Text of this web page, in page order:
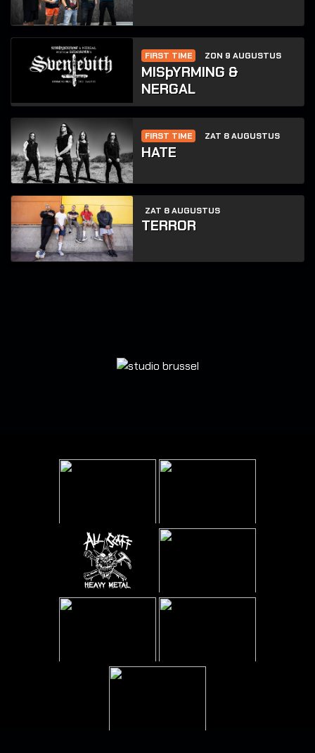
FIRST TIME ZON 9 AUGUSTUS
MISþYRMING &
NERGAL
FIRST TIME ZAT 8 AUGUSTUS
HATE
ZAT 8 AUGUSTUS
TERROR